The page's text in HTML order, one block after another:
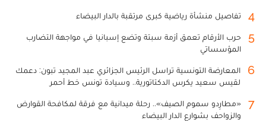
4 تفاصيل منشأة رياضية كبرى مرتقبة بالدار البيضاء
5
حرب الأرقام تعمق أزمة سبتة وتضع إسبانيا في مواجهة التضارب
المؤسساتي
6
المعارضة التونسية تراسل الرئيس الجزائري عبد المجيد تبون: دعمك
لقيس سعيد يكرس الدكتاتورية.. وسيادة تونس خط أحمر
7
«مطارِدو سموم الصيف».. رحلة ميدانية مع فرقة لمكافحة القوارض
والزواحف بشوارع الدار البيضاء